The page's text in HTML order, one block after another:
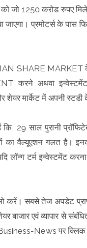
जो 1250 करोड रुपए
जाएगा। प्रमोटर्स के
SHARE MARKET के
करने अथवा
मार्केट में अपनी स्टडी
29 साल पुरानी
का वैल्यूएशन गलत है।
लॉन्ग टर्म इन्वेस्टमेंट
करें। सबसे तेज अपडेट
बाजार एवं व्यापार से
News पर